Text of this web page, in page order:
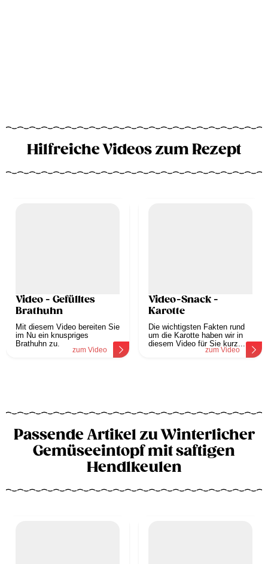
Hilfreiche Videos zum Rezept
Video - Gefülltes
Brathuhn
Mit diesem Video bereiten Sie
im Nu ein knuspriges
Brathuhn zu.
zum Video
Video-Snack -
Karotte
Die wichtigsten Fakten rund
um die Karotte haben wir in
diesem Video für Sie kurz...
zum Video
Passende Artikel zu Winterlicher
Gemüseeintopf mit saftigen
Hendlkeulen